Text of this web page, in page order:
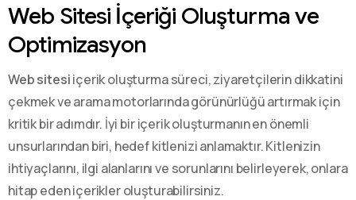
Web Sitesi İçeriği Oluşturma ve
Optimizasyon
Web sitesiiçerik oluşturma süreci, ziyaretçilerin dikkatini
çekmek ve arama motorlarında görünürlüğü artırmak için
kritik bir adımdır. İyi bir içerik oluşturmanın en önemli
unsurlarından biri, hedef kitlenizi anlamaktır. Kitlenizin
ihtiyaçlarını, ilgi alanlarını ve sorunlarını belirleyerek, onlara
hitap eden içerikler oluşturabilirsiniz.